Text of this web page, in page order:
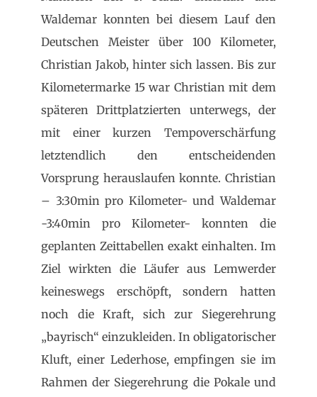
Waldemar konnten bei diesem Lauf den
Deutschen Meister über 100 Kilometer,
Christian Jakob, hinter sich lassen. Bis zur
Kilometermarke 15 war Christian mit dem
späteren Drittplatzierten unterwegs, der
mit einer kurzen Tempoverschärfung
letztendlich den entscheidenden
Vorsprung herauslaufen konnte. Christian
– 3:30min pro Kilometer- und Waldemar
-3:40min pro Kilometer- konnten die
geplanten Zeittabellen exakt einhalten. Im
Ziel wirkten die Läufer aus Lemwerder
keineswegs erschöpft, sondern hatten
noch die Kraft, sich zur Siegerehrung
„bayrisch“ einzukleiden. In obligatorischer
Kluft, einer Lederhose, empfingen sie im
Rahmen der Siegerehrung die Pokale und